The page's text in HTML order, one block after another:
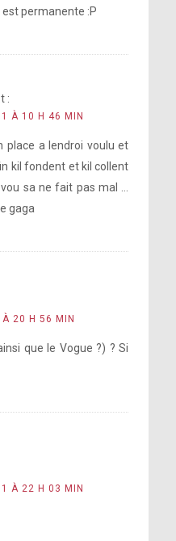
permanente :P
:
À 10 H 46 MIN
place a lendroi voulu et
kil fondent et kil collent
sa ne fait pas mal …
gaga
20 H 56 MIN
que le Vogue ?) ? Si
À 22 H 03 MIN